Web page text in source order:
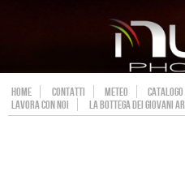
HOME CONTATTI METEO
LAVORA CON NOI
LA BOTTEGA DEI GIOVANI